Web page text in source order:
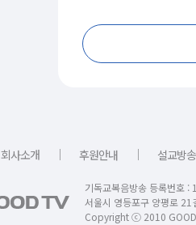
회사소개 ｜ 후원안내 ｜ 설교방
기독교복음방송 등록번호
서울시 영등포구 양평로
Copyright ⓒ 2010